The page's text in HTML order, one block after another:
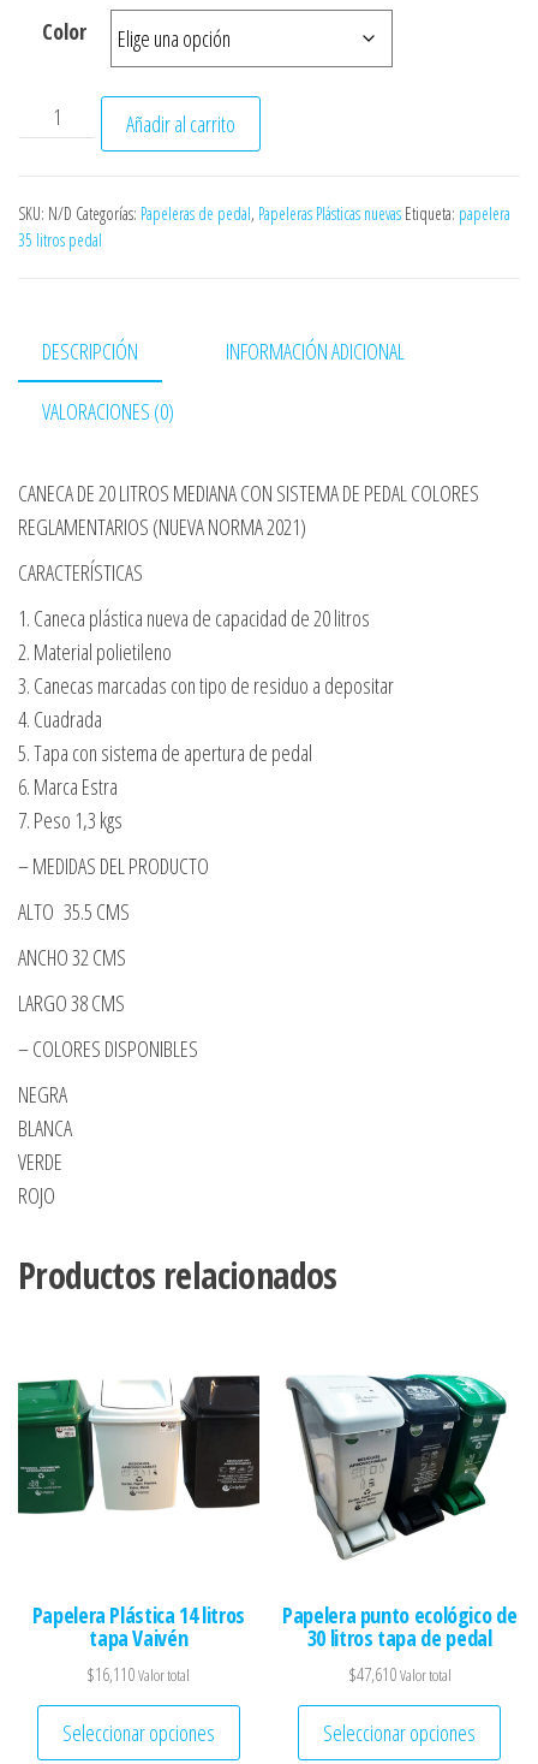
Color
PAPELERA ESTRA DE 20 LITROS PEDAL cantidad
Añadir al carrito
SKU: N/D Categorías: Papeleras de pedal, Papeleras Plásticas nuevas Etiqueta: papelera
35 litros pedal
DESCRIPCIÓN INFORMACIÓN ADICIONAL
VALORACIONES (0)
CANECA DE 20 LITROS MEDIANA CON SISTEMA DE PEDAL COLORES
REGLAMENTARIOS (NUEVA NORMA 2021)
CARACTERÍSTICAS
1. Caneca plástica nueva de capacidad de 20 litros
2. Material polietileno
3. Canecas marcadas con tipo de residuo a depositar
4. Cuadrada
5. Tapa con sistema de apertura de pedal
6. Marca Estra
7. Peso 1,3 kgs
– MEDIDAS DEL PRODUCTO
ALTO 35.5 CMS
ANCHO 32 CMS
LARGO 38 CMS
– COLORES DISPONIBLES
NEGRA
BLANCA
VERDE
ROJO
Productos relacionados
Papelera Plástica 14 litros
tapa Vaivén
$16,110Valor total
Seleccionar opciones
Este producto tiene múltiples variantes.
Papelera punto ecológico de
30 litros tapa de pedal
$47,610Valor total
Seleccionar opciones
Este